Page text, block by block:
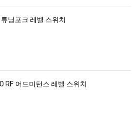
닝포크 레벨 스위치
RF 어드미턴스 레벨 스위치